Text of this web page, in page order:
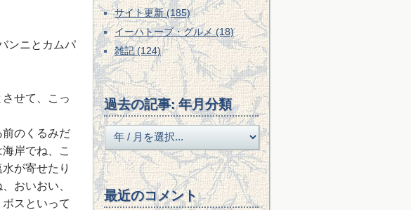
ンニとカムパ
せて、こっ
前のくるみだ
岸でね、こ
が寄せたり
おいおい、
スといって
サイト更新 (185)
イーハトーブ・グルメ (18)
雑記 (124)
過去の記事: 年月分類
最近のコメント